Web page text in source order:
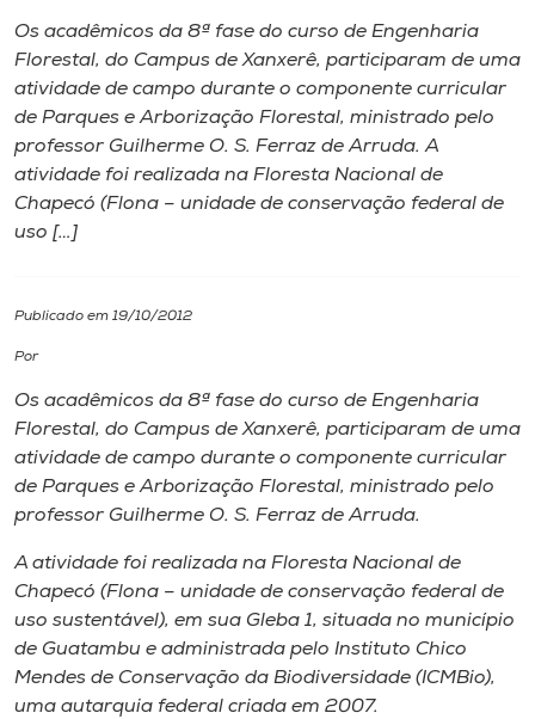
Portal de Ensino
A
Unoesc
Internacionalização
Cultura
CPA
Biblioteca
Editora
Os acadêmicos da 8ª fase do curso de Engenharia
Florestal, do Campus de Xanxerê, participaram de uma
atividade de campo durante o componente curricular
de Parques e Arborização Florestal, ministrado pelo
professor Guilherme O. S. Ferraz de Arruda. A
atividade foi realizada na Floresta Nacional de
Chapecó (Flona – unidade de conservação federal de
uso […]
Publicado em 19/10/2012
Por
Os acadêmicos da 8ª fase do curso de Engenharia
Florestal, do Campus de Xanxerê, participaram de uma
atividade de campo durante o componente curricular
de Parques e Arborização Florestal, ministrado pelo
professor Guilherme O. S. Ferraz de Arruda.
A atividade foi realizada na Floresta Nacional de
Chapecó (Flona – unidade de conservação federal de
uso sustentável), em sua Gleba 1, situada no município
de Guatambu e administrada pelo Instituto Chico
Mendes de Conservação da Biodiversidade (ICMBio),
uma autarquia federal criada em 2007.